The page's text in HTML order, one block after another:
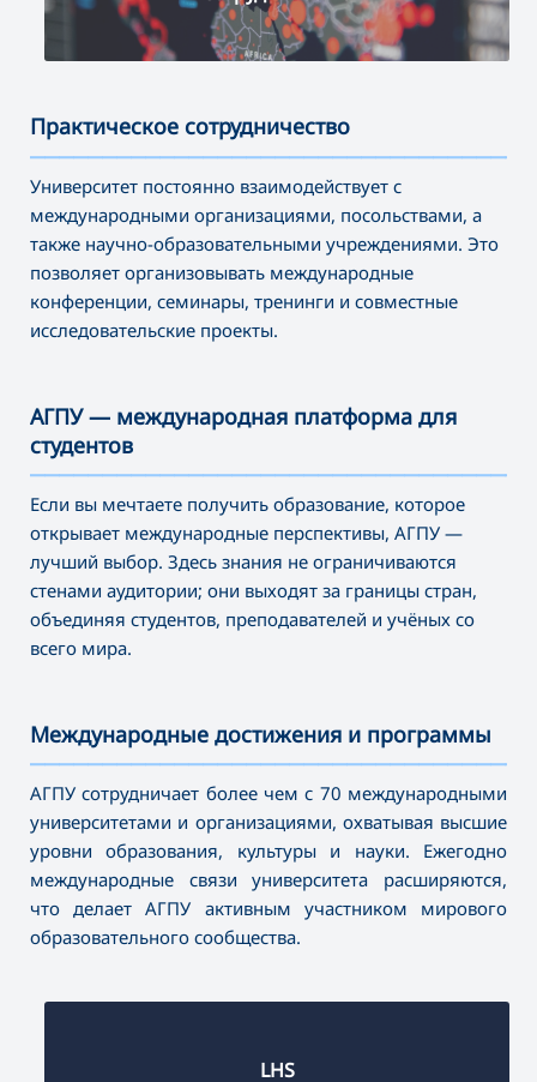
Практическое сотрудничество
Университет постоянно взаимодействует с
международными организациями, посольствами, а
также научно-образовательными учреждениями. Это
позволяет организовывать международные
конференции, семинары, тренинги и совместные
исследовательские проекты.
АГПУ — международная платформа для
студентов
Если вы мечтаете получить образование, которое
открывает международные перспективы, АГПУ —
лучший выбор. Здесь знания не ограничиваются
стенами аудитории; они выходят за границы стран,
объединяя студентов, преподавателей и учёных со
всего мира.
Международные достижения и программы
АГПУ сотрудничает более чем с 70 международными
университетами и организациями, охватывая высшие
уровни образования, культуры и науки. Ежегодно
международные связи университета расширяются,
что делает АГПУ активным участником мирового
образовательного сообщества.
LHS